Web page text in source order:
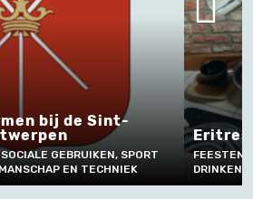
koffie maken in Vlaanderen
EN SOCIALE GEBRUIKEN, ETEN EN